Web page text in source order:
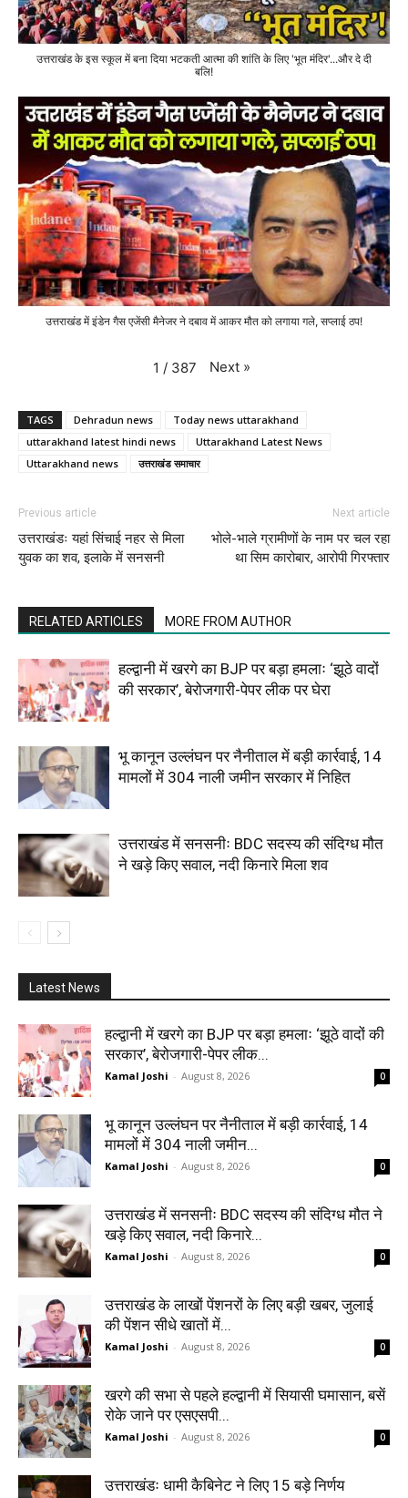
उत्तराखंड के इस स्कूल में बना दिया भटकती आत्मा की शांति के लिए 'भूत मंदिर'...और दे दी
बलि!
उत्तराखंड में इंडेन गैस एजेंसी मैनेजर ने दबाव में आकर मौत को लगाया गले, सप्लाई ठप!
1 / 387 Next »
TAGS Dehradun news
Today news uttarakhand
uttarakhand latest hindi news
Uttarakhand Latest News
Uttarakhand news
उत्तराखंड समाचार
Previous article
उत्तराखंडः यहां सिंचाई नहर से मिला
युवक का शव, इलाके में सनसनी
Next article
भोले-भाले ग्रामीणों के नाम पर चल रहा
था सिम कारोबार, आरोपी गिरफ्तार
RELATED ARTICLES MORE FROM AUTHOR
हल्द्वानी में खरगे का BJP पर बड़ा हमलाः ‘झूठे वादों
की सरकार’, बेरोजगारी-पेपर लीक पर घेरा
भू कानून उल्लंघन पर नैनीताल में बड़ी कार्रवाई, 14
मामलों में 304 नाली जमीन सरकार में निहित
उत्तराखंड में सनसनीः BDC सदस्य की संदिग्ध मौत
ने खड़े किए सवाल, नदी किनारे मिला शव
Latest News
हल्द्वानी में खरगे का BJP पर बड़ा हमलाः ‘झूठे वादों की
सरकार’, बेरोजगारी-पेपर लीक...
Kamal Joshi - August 8, 2026 0
भू कानून उल्लंघन पर नैनीताल में बड़ी कार्रवाई, 14
मामलों में 304 नाली जमीन...
Kamal Joshi - August 8, 2026 0
उत्तराखंड में सनसनीः BDC सदस्य की संदिग्ध मौत ने
खड़े किए सवाल, नदी किनारे...
Kamal Joshi - August 8, 2026 0
उत्तराखंड के लाखों पेंशनरों के लिए बड़ी खबर, जुलाई
की पेंशन सीधे खातों में...
Kamal Joshi - August 8, 2026 0
खरगे की सभा से पहले हल्द्वानी में सियासी घमासान, बसें
रोके जाने पर एसएसपी...
Kamal Joshi - August 8, 2026 0
उत्तराखंडः धामी कैबिनेट ने लिए 15 बड़े निर्णय